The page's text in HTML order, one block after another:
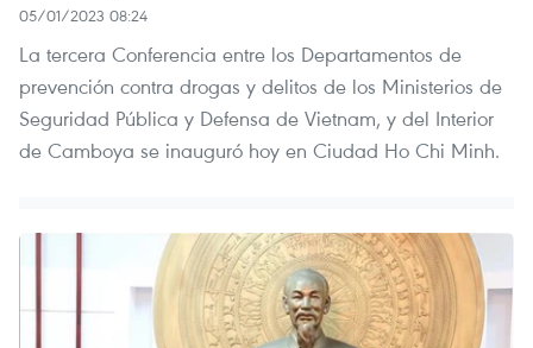
05/01/2023 08:24
La tercera Conferencia entre los Departamentos de
prevención contra drogas y delitos de los Ministerios de
Seguridad Pública y Defensa de Vietnam, y del Interior
de Camboya se inauguró hoy en Ciudad Ho Chi Minh.